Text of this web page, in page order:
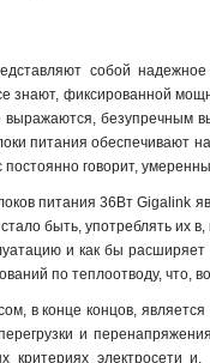
собой
знают, фиксированной
выражаются, безупречным
питания обеспечивают
постоянно говорит,
питания 36Вт Gigalink
быть, употреблять их
и как бы расширяет
по теплоотводу, что,
в конце концов,
и
критериях электросети